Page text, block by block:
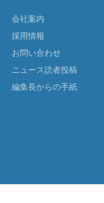
会社案内
採用情報
お問い合わせ
ニュース読者投稿
編集長からの手紙